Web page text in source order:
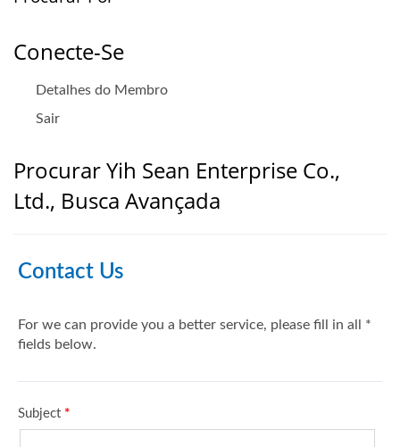
Conecte-Se
Detalhes do Membro
Sair
Procurar Yih Sean Enterprise Co.,
Ltd., Busca Avançada